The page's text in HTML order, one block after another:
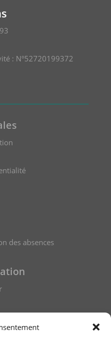
: N°52720199372
des absences